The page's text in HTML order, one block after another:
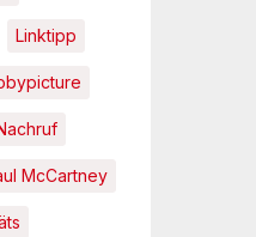
Linktipp
McCartney